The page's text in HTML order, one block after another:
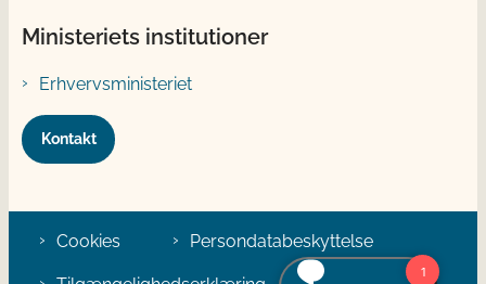
Ministeriets institutioner
Erhvervsministeriet
Kontakt
Cookies Persondatabeskyttelse